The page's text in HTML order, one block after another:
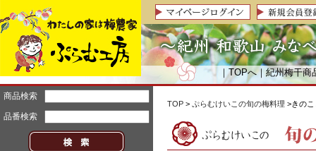
｜TOPへ｜紀州梅干商
商品検索
品番検索
TOP > ぷらむけいこの旬の梅料理 >きの